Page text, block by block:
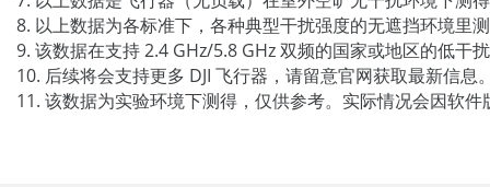
8. 以上数据为各标准下，各种典型干扰强度的无遮挡环境里
9. 该数据在支持 2.4 GHz/5.8 GHz 双频的国家或地区的低干
10. 后续将会支持更多 DJI 飞行器，请留意官网获取最新信息
11. 该数据为实验环境下测得，仅供参考。实际情况会因软